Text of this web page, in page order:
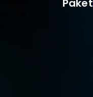
Paket